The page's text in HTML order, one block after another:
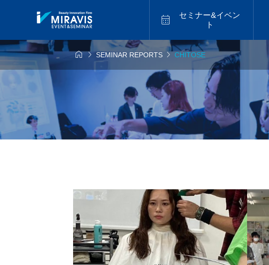

セミナー&イベン
ト
2026年9月14日
mon／トレ
マスター最新海外
ヤーカットハイラ
ト×バレイヤージュセ
ナー【福岡】
2026年9月18日
2026.9.18 fri／プレトワ
セミナー【松江】

似合わせカット
福山
アメイジアカラ
2026.07.29

SEMINAR REPORTS CHITOSE